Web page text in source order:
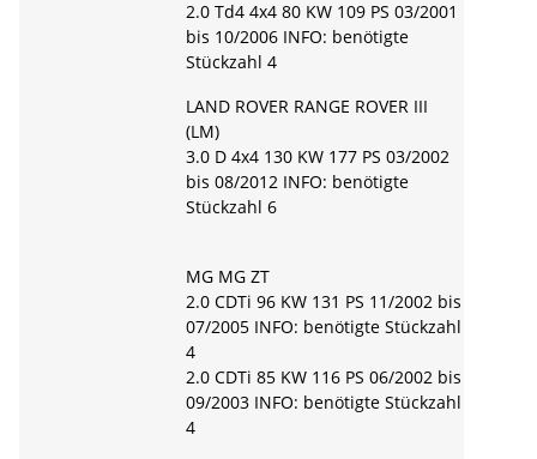
2.0 Td4 4x4 80 KW 109 PS 03/2001
bis 10/2006 INFO: benötigte
Stückzahl 4
LAND ROVER RANGE ROVER III
(LM)
3.0 D 4x4 130 KW 177 PS 03/2002
bis 08/2012 INFO: benötigte
Stückzahl 6
MG MG ZT
2.0 CDTi 96 KW 131 PS 11/2002 bis
07/2005 INFO: benötigte Stückzahl
4
2.0 CDTi 85 KW 116 PS 06/2002 bis
09/2003 INFO: benötigte Stückzahl
4